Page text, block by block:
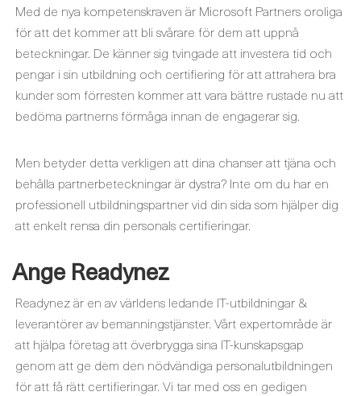
Med de nya kompetenskraven är Microsoft Partners oroliga
för att det kommer att bli svårare för dem att uppnå
beteckningar. De känner sig tvingade att investera tid och
pengar i sin utbildning och certifiering för att attrahera bra
kunder som förresten kommer att vara bättre rustade nu att
bedöma partnerns förmåga innan de engagerar sig.
Men betyder detta verkligen att dina chanser att tjäna och
behålla partnerbeteckningar är dystra? Inte om du har en
professionell utbildningspartner vid din sida som hjälper dig
att enkelt rensa din personals certifieringar.
Ange Readynez
Readynez är en av världens ledande IT-utbildningar &
leverantörer av bemanningstjänster. Vårt expertområde är
att hjälpa företag att överbrygga sina IT-kunskapsgap
genom att ge dem den nödvändiga personalutbildningen
för att få rätt certifieringar. Vi tar med oss en gedigen